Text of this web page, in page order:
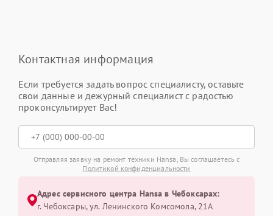
Контактная информация
Если требуется задать вопрос специалисту, оставьте
свои данные и дежурный специалист с радостью
проконсультирует Вас!
Отправляя заявку на ремонт техники Hansa, Вы соглашаетесь с
Политикой конфиденциальности
Адрес сервисного центра Hansa в Чебоксарах:
г. Чебоксары, ул. Ленинского Комсомола, 21А